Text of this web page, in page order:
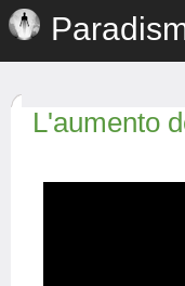
L'aumento